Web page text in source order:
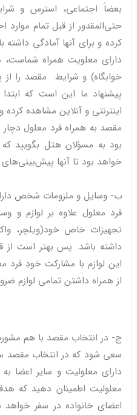
بعضاً اجتماعی، استرس و
حتی‌المقدور از قبل تمام موارد
کرده و برای آنها آمادگی
دارای معلویت همراه شماست،
خوابگاه) و شرایط مقصد را
پیشنهاد ما این است که
اینترنتی و آنلاین مشاهده کرده
مقصد به همراه فرد معلول
بود به مسؤلان هتل بگویید
خواهد بود تا آنها پیش‌بینی‌های
ب- وسایل و ملزومات شخص
فرد معلول علاوه بر لوازم و
تجهیزات خاص خود(ویلچر،
داشته باشد. پس بهتر است
این لوازم با مشارکت خودِ فرد
از همراه داشتن تمامی لوازم
ج- در انتخاب مقصد با هم
سعی شود که در انتخاب مقصد
دارای معلولیت و سایر اعضا
معلولیت اطمینان دهید که
اعضای خانواده در سفر